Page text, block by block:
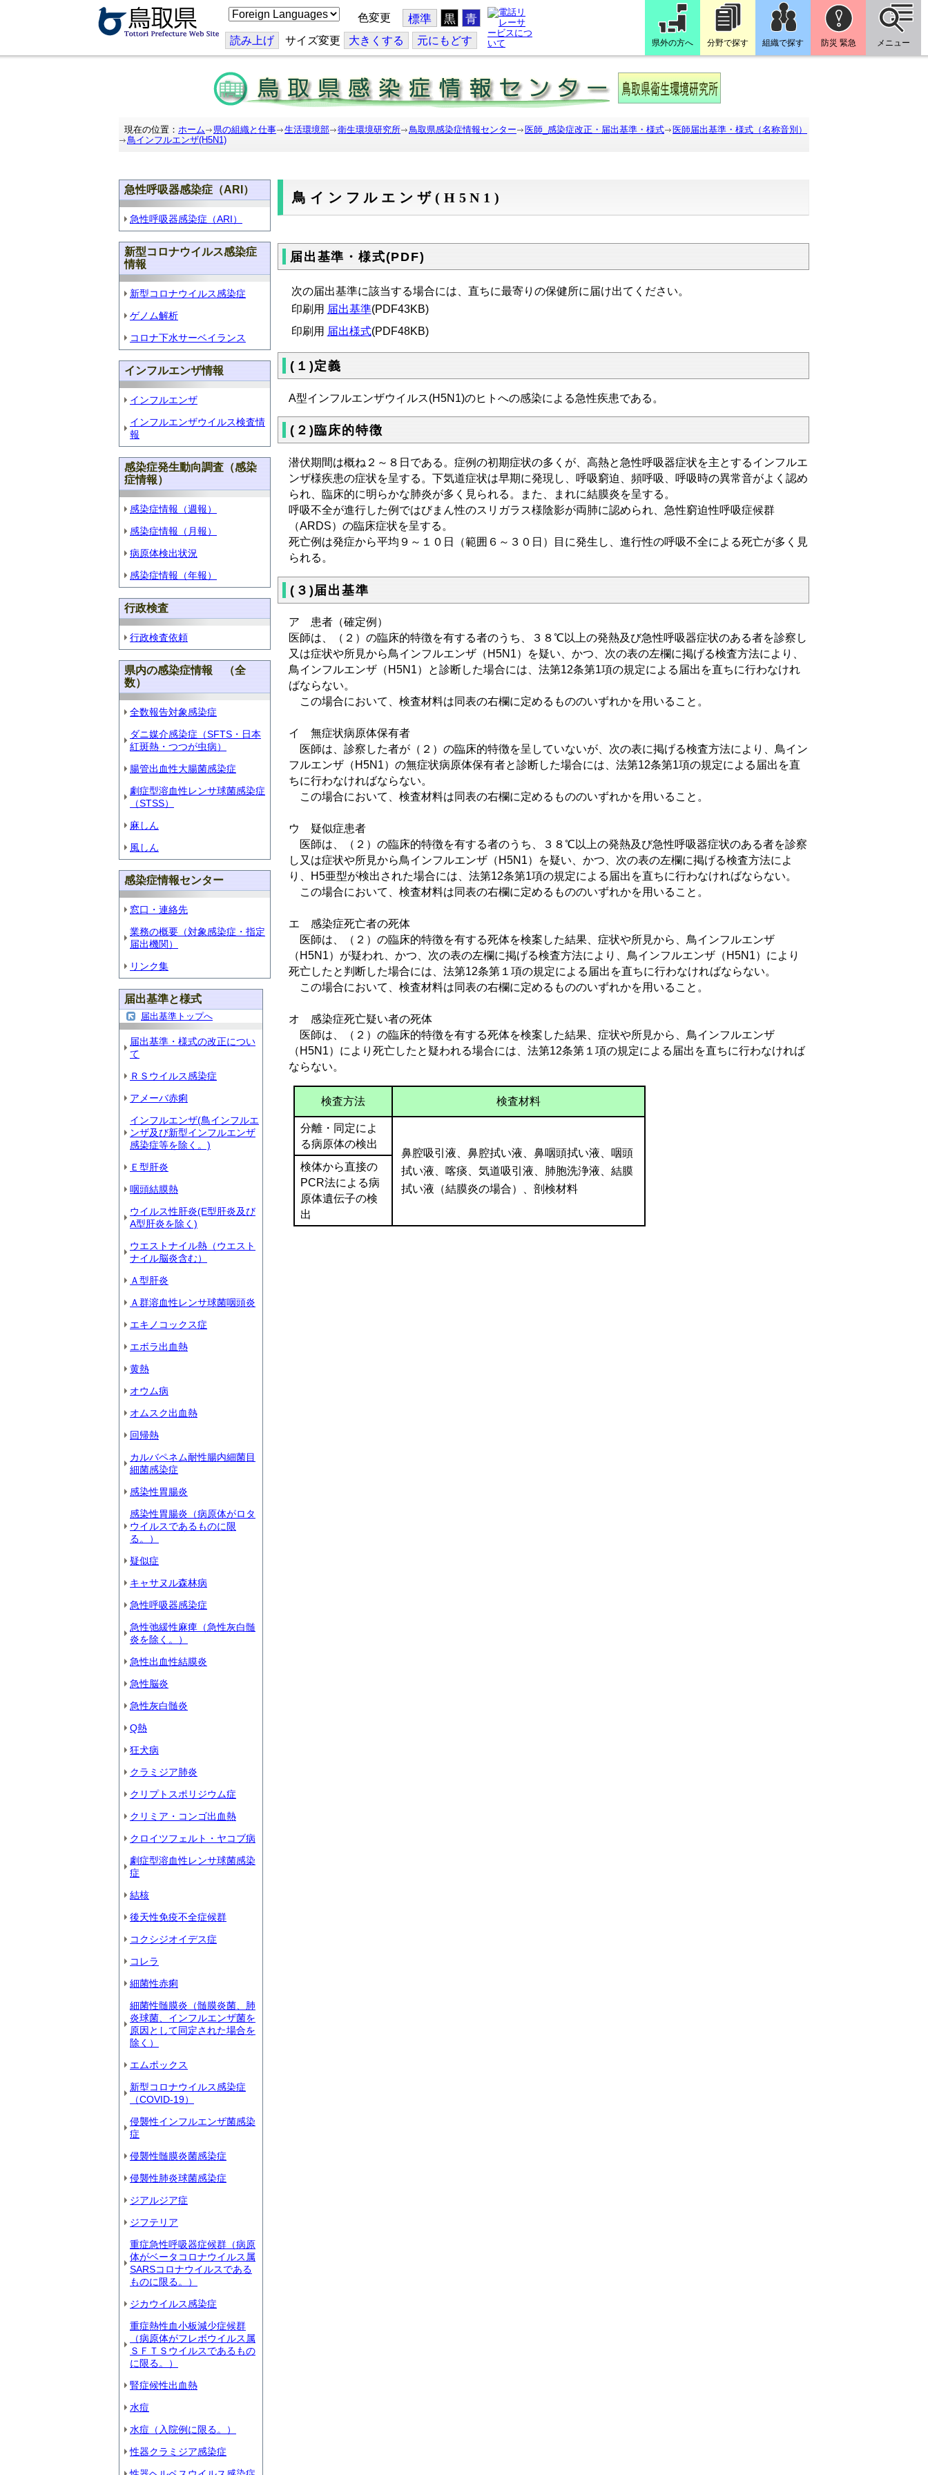
こ
の
ジ
を
翻
訳
す
る
色変更 標準 黒 青
読み上げ サイズ変更 大きくする 元にもどす 県外の方へ 分野で探す 組織で探す 防災 緊急 メニュー
現在の位置： ホーム 県の組織と仕事 生活環境部 衛生環境研究所 鳥取県感染症情報センター 医師_感染症改正・届出基準・様式
医師届出基準・様式（名称音別）
鳥インフルエンザ(H5N1)
急性呼吸器感染症（ARI）
急性呼吸器感染症（ARI）
新型コロナウイルス感染症
情報
新型コロナウイルス感染症
ゲノム解析
コロナ下水サーベイランス
インフルエンザ情報
インフルエンザ
インフルエンザウイルス検査情
報
感染症発生動向調査（感染
症情報）
感染症情報（週報）
感染症情報（月報）
病原体検出状況
感染症情報（年報）
行政検査
行政検査依頼
県内の感染症情報 （全
数）
全数報告対象感染症
ダニ媒介感染症（SFTS・日本
紅斑熱・つつが虫病）
腸管出血性大腸菌感染症
劇症型溶血性レンサ球菌感染症
（STSS）
麻しん
風しん
感染症情報センター
窓口・連絡先
業務の概要（対象感染症・指定
届出機関）
リンク集
届出基準と様式
届出基準トップへ
届出基準・様式の改正につい
て
ＲＳウイルス感染症
アメーバ赤痢
インフルエンザ(鳥インフルエ
ンザ及び新型インフルエンザ
感染症等を除く。)
Ｅ型肝炎
咽頭結膜熱
ウイルス性肝炎(E型肝炎及び
A型肝炎を除く)
ウエストナイル熱（ウエスト
ナイル脳炎含む）
Ａ型肝炎
Ａ群溶血性レンサ球菌咽頭炎
エキノコックス症
エボラ出血熱
黄熱
オウム病
オムスク出血熱
回帰熱
カルバペネム耐性腸内細菌目
細菌感染症
感染性胃腸炎
感染性胃腸炎（病原体がロタ
ウイルスであるものに限
る。）
疑似症
キャサヌル森林病
急性呼吸器感染症
急性弛緩性麻痺（急性灰白髄
炎を除く。）
急性出血性結膜炎
急性脳炎
急性灰白髄炎
Q熱
狂犬病
クラミジア肺炎
クリプトスポリジウム症
クリミア・コンゴ出血熱
クロイツフェルト・ヤコブ病
劇症型溶血性レンサ球菌感染
症
結核
後天性免疫不全症候群
コクシジオイデス症
コレラ
細菌性赤痢
細菌性髄膜炎（髄膜炎菌、肺
炎球菌、インフルエンザ菌を
原因として同定された場合を
除く）
エムポックス
新型コロナウイルス感染症
（COVID‐19）
侵襲性インフルエンザ菌感染
症
侵襲性髄膜炎菌感染症
侵襲性肺炎球菌感染症
ジアルジア症
ジフテリア
重症急性呼吸器症候群（病原
体がベータコロナウイルス属
SARSコロナウイルスである
ものに限る。）
ジカウイルス感染症
重症熱性血小板減少症候群
（病原体がフレボウイルス属
ＳＦＴＳウイルスであるもの
に限る。）
腎症候性出血熱
水痘
水痘（入院例に限る。）
性器クラミジア感染症
鳥インフルエンザ(H5N1)
届出基準・様式(PDF)
次の届出基準に該当する場合には、直ちに最寄りの保健所に届け出てください。
印刷用 届出基準(PDF43KB)
印刷用 届出様式(PDF48KB)
(１)定義
A型インフルエンザウイルス(H5N1)のヒトへの感染による急性疾患である。
(２)臨床的特徴
潜伏期間は概ね２～８日である。症例の初期症状の多くが、高熱と急性呼吸器症状を主とするインフルエ
ンザ様疾患の症状を呈する。下気道症状は早期に発現し、呼吸窮迫、頻呼吸、呼吸時の異常音がよく認め
られ、臨床的に明らかな肺炎が多く見られる。また、まれに結膜炎を呈する。
呼吸不全が進行した例ではびまん性のスリガラス様陰影が両肺に認められ、急性窮迫性呼吸症候群
（ARDS）の臨床症状を呈する。
死亡例は発症から平均９～１０日（範囲６～３０日）目に発生し、進行性の呼吸不全による死亡が多く見
られる。
(３)届出基準
ア 患者（確定例）
医師は、（２）の臨床的特徴を有する者のうち、３８℃以上の発熱及び急性呼吸器症状のある者を診察し
又は症状や所見から鳥インフルエンザ（H5N1）を疑い、かつ、次の表の左欄に掲げる検査方法により、
鳥インフルエンザ（ H5N1）と診断した場合には、法第12条第1項の規定による届出を直ちに行わなけれ
ばならない。
この場合において、検査材料は同表の右欄に定めるもののいずれかを用いること。
イ 無症状病原体保有者
医師は、診察した者が（２）の臨床的特徴を呈していないが、次の表に掲げる検査方法により、鳥イン
フルエンザ（ H5N1）の無症状病原体保有者と診断した場合には、法第12条第1項の規定による届出を直
ちに行わなければならない。
この場合において、検査材料は同表の右欄に定めるもののいずれかを用いること。
ウ 疑似症患者
医師は、（２）の臨床的特徴を有する者のうち、３８℃以上の発熱及び急性呼吸器症状のある者を診察
し又は症状や所見から鳥インフルエンザ（ H5N1）を疑い、かつ、次の表の左欄に掲げる検査方法によ
り、H5亜型が検出された場合には、法第12条第1項の規定による届出を直ちに行わなければならない。
この場合において、検査材料は同表の右欄に定めるもののいずれかを用いること。
エ 感染症死亡者の死体
医師は、（２）の臨床的特徴を有する死体を検案した結果、症状や所見から、鳥インフルエンザ
（ H5N1）が疑われ、かつ、次の表の左欄に掲げる検査方法により、鳥インフルエンザ（ H5N1）により
死亡したと判断した場合には、法第12条第１項の規定による届出を直ちに行わなければならない。
この場合において、検査材料は同表の右欄に定めるもののいずれかを用いること。
オ 感染症死亡疑い者の死体
医師は、（２）の臨床的特徴を有する死体を検案した結果、症状や所見から、鳥インフルエンザ
（ H5N1）により死亡したと疑われる場合には、法第12条第１項の規定による届出を直ちに行わなければ
ならない。
検査方法 検査材料
分離・同定によ
る病原体の検出
鼻腔吸引液、鼻腔拭い液、鼻咽頭拭い液、咽頭
拭い液、喀痰、気道吸引液、肺胞洗浄液、結膜
拭い液（結膜炎の場合）、剖検材料
検体から直接の
PCR法による病
原体遺伝子の検
出